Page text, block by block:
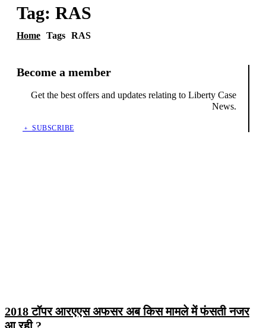
Tag: RAS
Home Tags RAS
Become a member
Get the best offers and updates relating to Liberty Case
News.
﹢ SUBSCRIBE
2018 टॉपर आरएएस अफसर अब किस मामले में फंसती नजर
आ रही ?